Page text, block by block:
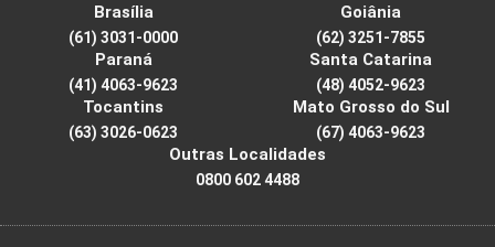
Brasília
(61) 3031-0000
Goiânia
(62) 3251-7855
Paraná
(41) 4063-9623
Santa Catarina
(48) 4052-9623
Tocantins
(63) 3026-0623
Mato Grosso do Sul
(67) 4063-9623
Outras Localidades
0800 602 4488